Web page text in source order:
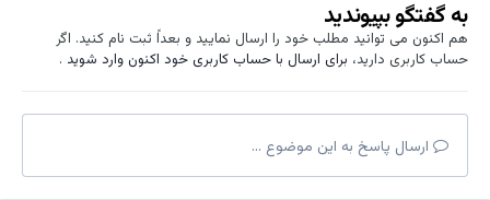
به گفتگو بپیوندید
هم اکنون می توانید مطلب خود را ارسال نمایید و بعداً ثبت نام کنید. اگر
حساب کاربری دارید، برای ارسال با حساب کاربری خود اکنون وارد شوید.
ارسال پاسخ به این موضوع ...